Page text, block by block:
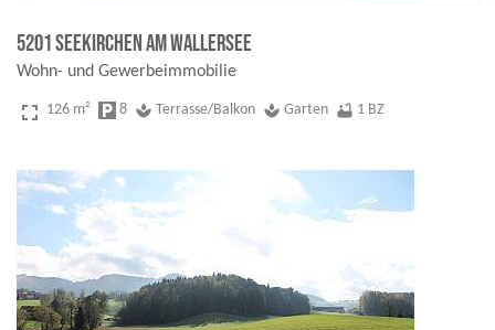
5201 Seekirchen am Wallersee
Wohn- und Gewerbeimmobilie
fullscreen 126 m² local_parking 8 spa Terrasse/Balkon spa Garten bathtub 1 BZ